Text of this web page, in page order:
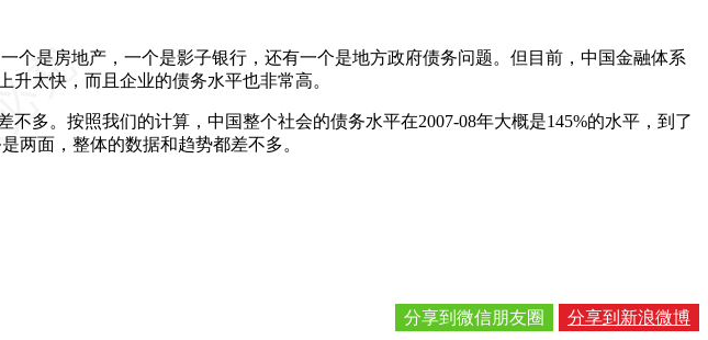
个是房地产，一个是影子银行，还有一个是地方政府债务问题。但目前，中国金融体系
太快，而且企业的债务水平也非常高。
。按照我们的计算，中国整个社会的债务水平在2007-08年大概是145%的水平，到了
两面，整体的数据和趋势都差不多。
分享到新浪微博
分享到微信朋友圈